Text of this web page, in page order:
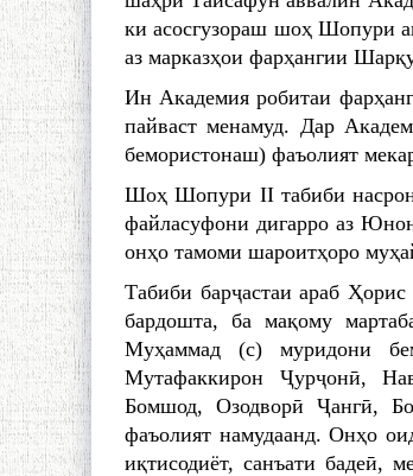
ки асосгузораш шоҳ Шопури
аз марказҳои фарҳангии
Ин Академия робитаи
пайваст менамуд. Дар
бемористонаш) фаъолият
Шоҳ Шопури II табиби
файласуфони дигарро аз
онҳо тамоми шароитҳоро
Табиби барҷастаи араб
бардошта, ба мақому
Муҳаммад (с) муридони
Мутафаккирон Ҷурҷонӣ,
Бомшод, Озодворӣ Ҷангӣ,
фаъолият намудаанд. Онҳо
иқтисодиёт, санъати бадеӣ,